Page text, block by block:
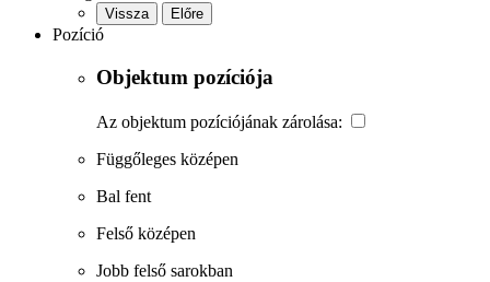
Vissza Előre
Pozíció
Objektum pozíciója
Az objektum pozíciójának zárolása:
Függőleges középen
Bal fent
Felső középen
Jobb felső sarokban